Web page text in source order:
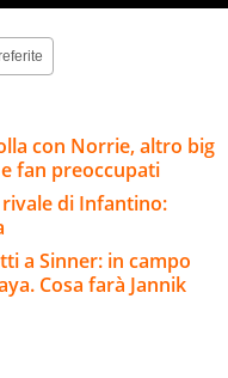
con Norrie, altro big
fan preoccupati
rivale di Infantino:
a Sinner: in campo
Cosa farà Jannik